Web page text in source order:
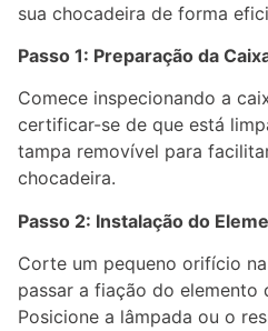
sua chocadeira de forma
Passo 1: Preparação da
Comece inspecionando a
certificar-se de que está
tampa removível para
chocadeira.
Passo 2: Instalação do
Corte um pequeno orifício
passar a fiação do elemento
Posicione a lâmpada ou o